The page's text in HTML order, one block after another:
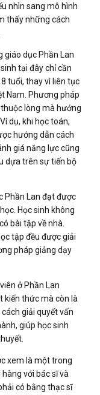
nhìn sang mô hình
thấy những cách
giáo dục Phần Lan
tại đây chỉ cần
tuổi, thay vì liên tục
Nam. Phương pháp
lòng mà hướng
dụ, khi học toán,
hướng dẫn cách
giá năng lực cũng
dựa trên sự tiến bộ
Phần Lan đạt được
Học sinh không
bài tập về nhà.
tập đều được giải
pháp giảng dạy
ở Phần Lan
kiến thức mà còn là
giải quyết vấn
giúp học sinh
xem là một trong
với bác sĩ và
có bằng thạc sĩ